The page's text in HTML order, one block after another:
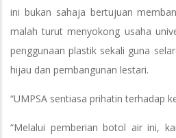
ini bukan sahaja bertujuan
malah turut menyokong usaha
penggunaan plastik sekali guna
hijau dan pembangunan lestari.
“UMPSA sentiasa prihatin terhadap
“Melalui pemberian botol air ini,